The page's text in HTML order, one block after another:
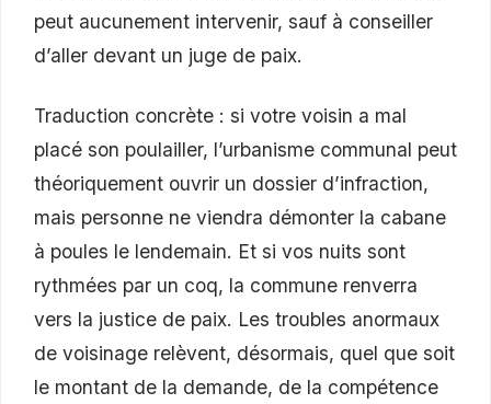
peut aucunement intervenir, sauf à conseiller
d’aller devant un juge de paix.
Traduction concrète : si votre voisin a mal
placé son poulailler, l’urbanisme communal peut
théoriquement ouvrir un dossier d’infraction,
mais personne ne viendra démonter la cabane
à poules le lendemain. Et si vos nuits sont
rythmées par un coq, la commune renverra
vers la justice de paix. Les troubles anormaux
de voisinage relèvent, désormais, quel que soit
le montant de la demande, de la compétence